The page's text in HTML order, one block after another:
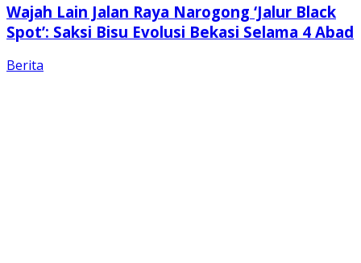
Wajah Lain Jalan Raya Narogong ‘Jalur Black
Spot’: Saksi Bisu Evolusi Bekasi Selama 4 Abad
Berita